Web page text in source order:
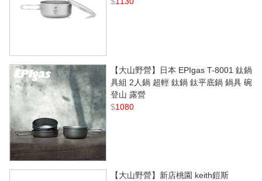
【大山野營】日本 EPIgas T-8001 鈦鍋
具組 2人鍋 超輕 鈦鍋 鈦平底鍋 鍋具 碗
登山 露營
$1080
【大山野營】新店桃園 keith鎧斯